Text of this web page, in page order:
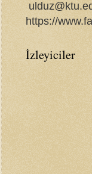
https://
İzleyiciler